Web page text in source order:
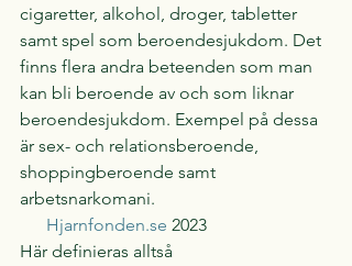
cigaretter, alkohol, droger, tabletter
samt spel som beroendesjukdom. Det
finns flera andra beteenden som man
kan bli beroende av och som liknar
beroendesjukdom. Exempel på dessa
är sex- och relationsberoende,
shoppingberoende samt
arbetsnarkomani.
Hjarnfonden.se 2023
Här definieras alltså